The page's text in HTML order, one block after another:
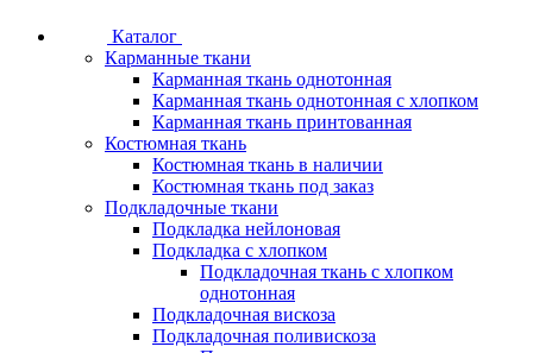
Каталог
Карманные ткани
Карманная ткань однотонная
Карманная ткань однотонная с хлопком
Карманная ткань принтованная
Костюмная ткань
Костюмная ткань в наличии
Костюмная ткань под заказ
Подкладочные ткани
Подкладка нейлоновая
Подкладка с хлопком
Подкладочная ткань с хлопком
однотонная
Подкладочная вискоза
Подкладочная поливискоза